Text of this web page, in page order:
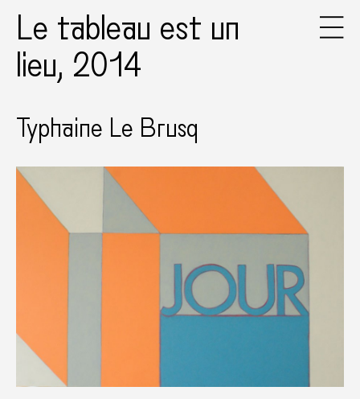
Le tableau est un
lieu, 2014
Typhaine Le Brusq